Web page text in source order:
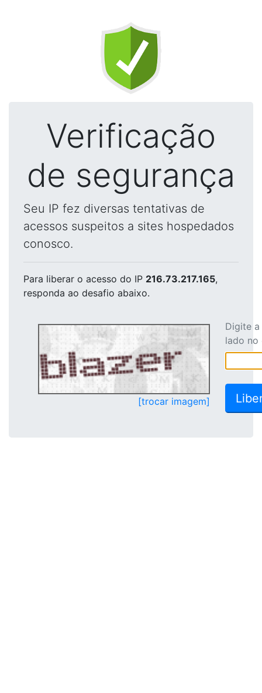
Verificação
de segurança
Seu IP fez diversas tentativas de
acessos suspeitos a sites hospedados
conosco.
Para liberar o acesso do IP 216.73.217.165,
responda ao desafio abaixo.
[trocar imagem]
Digite
lado no